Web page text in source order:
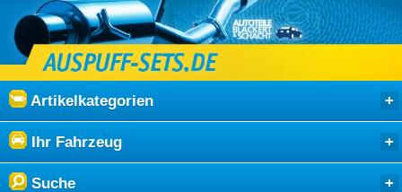
Artikelkategorien
Ihr Fahrzeug
Suche